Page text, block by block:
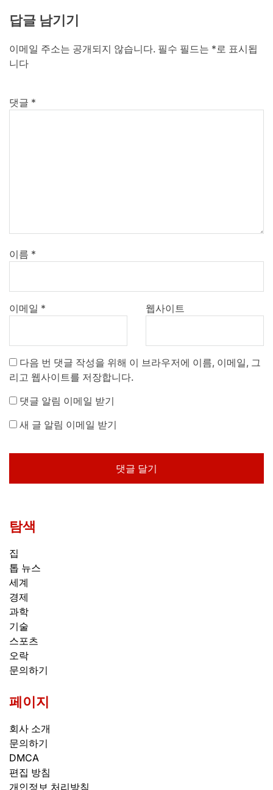
답글 남기기
이메일 주소는 공개되지 않습니다. 필수 필드는 * 로 표시됩
니다
댓글 *
이름 *
이메일 * 웹사이트
다음 번 댓글 작성을 위해 이 브라우저에 이름, 이메일, 그
리고 웹사이트를 저장합니다.
댓글 알림 이메일 받기
새 글 알림 이메일 받기
탐색
집
톱 뉴스
세계
경제
과학
기술
스포츠
오락
문의하기
페이지
회사 소개
문의하기
DMCA
편집 방침
개인정보 처리방침